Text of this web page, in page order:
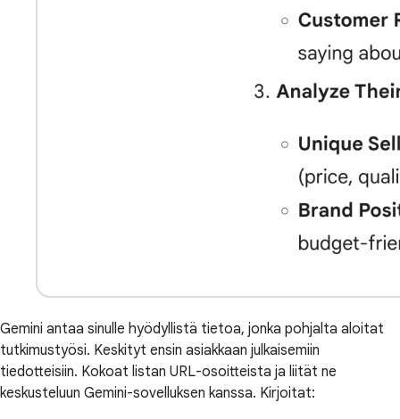
Gemini antaa sinulle hyödyllistä tietoa, jonka pohjalta aloitat
tutkimustyösi. Keskityt ensin asiakkaan julkaisemiin
tiedotteisiin. Kokoat listan URL-osoitteista ja liität ne
keskusteluun Gemini-sovelluksen kanssa. Kirjoitat: